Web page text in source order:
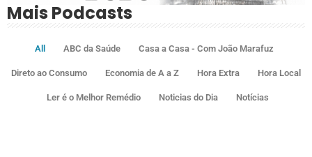
Mais Podcasts
All ABC da Saúde Casa a Casa - Com João Marafuz
Direto ao Consumo Economia de A a Z Hora Extra Hora Local
Ler é o Melhor Remédio Noticias do Dia Notícias